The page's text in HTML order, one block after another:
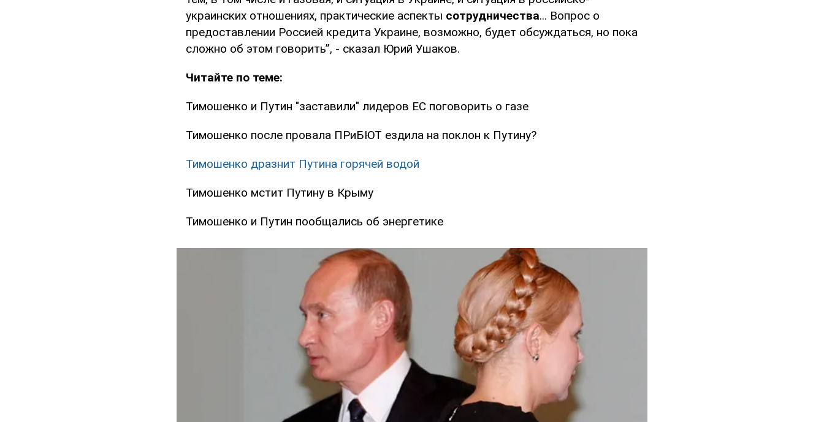
украинских отношениях, практические аспекты сотрудничества... Вопрос о
предоставлении Россией кредита Украине, возможно, будет обсуждаться, но пока
сложно об этом говорить”, - сказал Юрий Ушаков.
Читайте по теме:
Тимошенко и Путин "заставили" лидеров ЕС поговорить о газе
Тимошенко после провала ПРиБЮТ ездила на поклон к Путину?
Тимошенко дразнит Путина горячей водой
Тимошенко мстит Путину в Крыму
Тимошенко и Путин пообщались об энергетике